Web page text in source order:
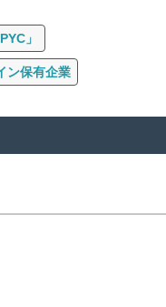
」
ン保有企業